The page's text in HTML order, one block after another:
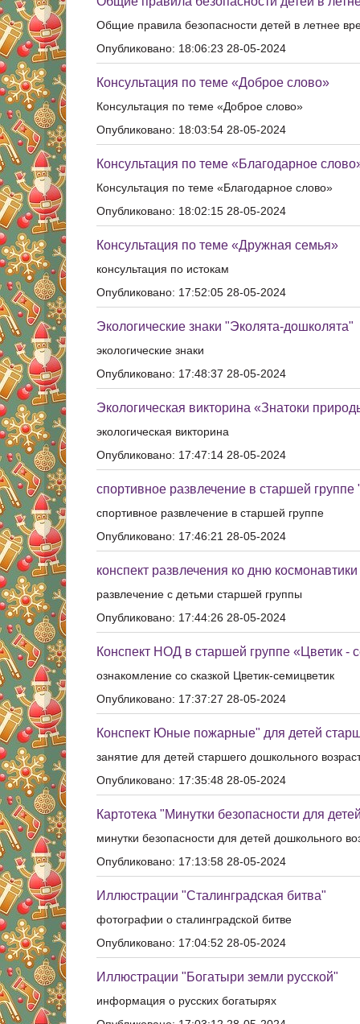
Общие правила безопасности детей в летнее
Опубликовано: 18:06:23 28-05-2024
Консультация по теме «Доброе слово»
Консультация по теме «Доброе слово»
Опубликовано: 18:03:54 28-05-2024
Консультация по теме «Благодарное
Консультация по теме «Благодарное слово»
Опубликовано: 18:02:15 28-05-2024
Консультация по теме «Дружная семья»
консультация по истокам
Опубликовано: 17:52:05 28-05-2024
Экологические знаки "Эколята-дошколята"
экологические знаки
Опубликовано: 17:48:37 28-05-2024
Экологическая викторина «Знатоки
экологическая викторина
Опубликовано: 17:47:14 28-05-2024
спортивное развлечение в старшей
спортивное развлечение в старшей группе
Опубликовано: 17:46:21 28-05-2024
конспект развлечения ко дню
развлечение с детьми старшей группы
Опубликовано: 17:44:26 28-05-2024
Конспект НОД в старшей группе «Цветик -
ознакомление со сказкой Цветик-семицветик
Опубликовано: 17:37:27 28-05-2024
Конспект Юные пожарные" для детей
занятие для детей старшего дошкольного
Опубликовано: 17:35:48 28-05-2024
Картотека "Минутки безопасности для
минутки безопасности для детей дошкольного
Опубликовано: 17:13:58 28-05-2024
Иллюстрации "Сталинградская битва"
фотографии о сталинградской битве
Опубликовано: 17:04:52 28-05-2024
Иллюстрации "Богатыри земли русской"
информация о русских богатырях